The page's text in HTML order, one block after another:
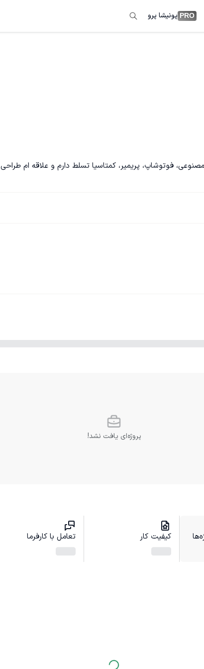
PRO پونیشا پرو
فوتوشاپ، پریمیر، کمتاسیا تسلط دارم و علاقه ام طراحی
پروژه‌ای یافت نشد!
کیفیت کار تعامل با کارفرما